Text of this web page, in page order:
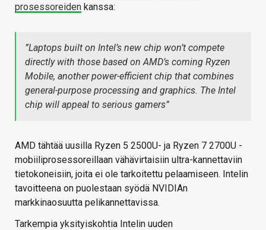
prosessoreiden kanssa:
”Laptops built on Intel’s new chip won’t compete
directly with those based on AMD’s coming Ryzen
Mobile, another power-efficient chip that combines
general-purpose processing and graphics. The Intel
chip will appeal to serious gamers”
AMD tähtää uusilla Ryzen 5 2500U- ja Ryzen 7 2700U -
mobiiliprosessoreillaan vähävirtaisiin ultra-kannettaviin
tietokoneisiin, joita ei ole tarkoitettu pelaamiseen. Intelin
tavoitteena on puolestaan syödä NVIDIAn
markkinaosuutta pelikannettavissa.
Tarkempia yksityiskohtia Intelin uuden